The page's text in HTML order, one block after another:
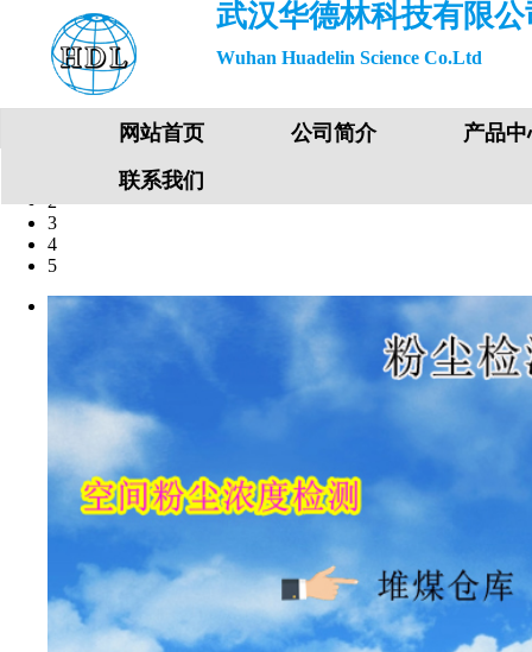
武汉华德林科技有限公
Wuhan Huadelin Science Co.Ltd
网站首页 公司简介
产品中
联系我们
2
3
4
5